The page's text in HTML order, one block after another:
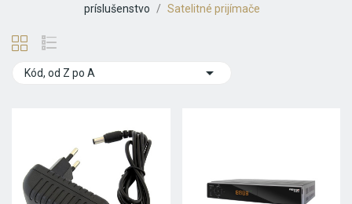
príslušenstvo
Satelitné prijímače
Kód, od Z po A 